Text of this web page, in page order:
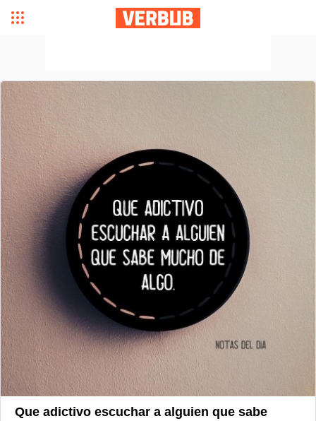
Que adictivo escuchar a alguien que sabe